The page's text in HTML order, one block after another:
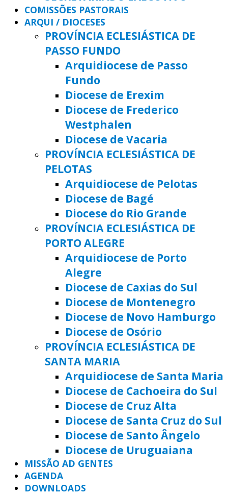
COMISSÕES PASTORAIS
ARQUI / DIOCESES
PROVÍNCIA ECLESIÁSTICA DE
PASSO FUNDO
Arquidiocese de Passo
Fundo
Diocese de Erexim
Diocese de Frederico
Westphalen
Diocese de Vacaria
PROVÍNCIA ECLESIÁSTICA DE
PELOTAS
Arquidiocese de Pelotas
Diocese de Bagé
Diocese do Rio Grande
PROVÍNCIA ECLESIÁSTICA DE
PORTO ALEGRE
Arquidiocese de Porto
Alegre
Diocese de Caxias do Sul
Diocese de Montenegro
Diocese de Novo Hamburgo
Diocese de Osório
PROVÍNCIA ECLESIÁSTICA DE
SANTA MARIA
Arquidiocese de Santa Maria
Diocese de Cachoeira do Sul
Diocese de Cruz Alta
Diocese de Santa Cruz do Sul
Diocese de Santo Ângelo
Diocese de Uruguaiana
MISSÃO AD GENTES
AGENDA
DOWNLOADS